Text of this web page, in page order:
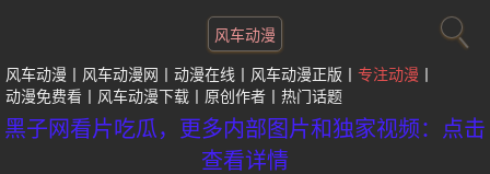
风车动漫
风车动漫 风车动漫网 动漫在线 风车动漫正版
专注动漫
动漫免费看
风车动漫下载 原创作者 热门话题
黑子网看片吃瓜，更多内部图片和独家视频：点击
查看详情